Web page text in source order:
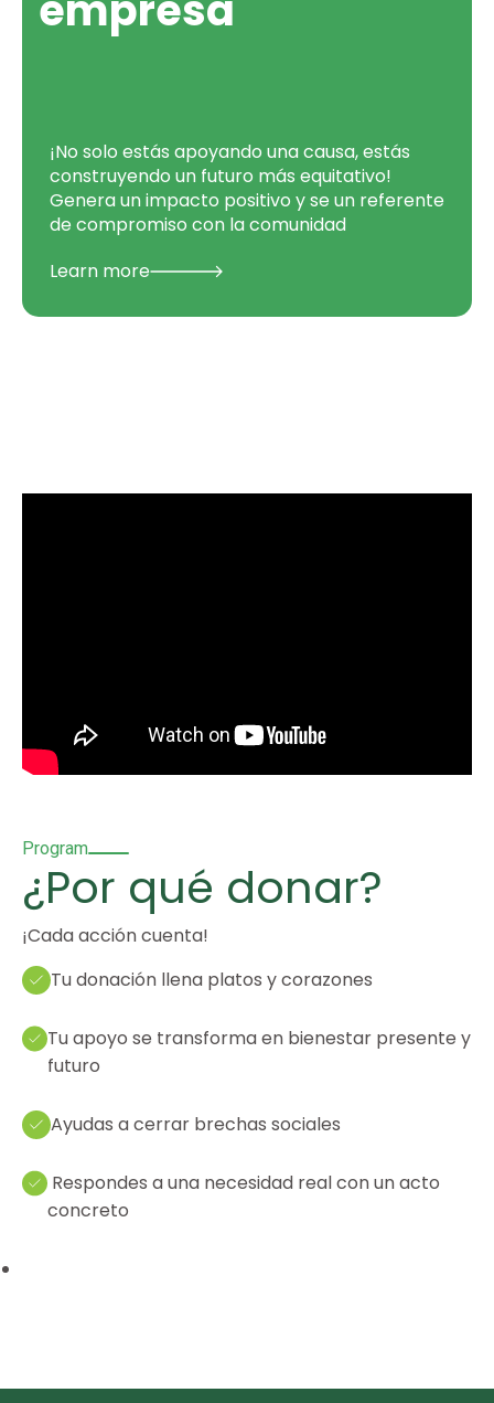
¡No solo estás apoyando una causa, estás
construyendo un futuro más equitativo!
Genera un impacto positivo y se un referente
de compromiso con la comunidad
Learn more
Program
¿Por qué donar?
¡Cada acción cuenta!
Tu donación llena platos y corazones
Tu apoyo se transforma en bienestar presente y
futuro
Ayudas a cerrar brechas sociales
Respondes a una necesidad real con un acto
concreto